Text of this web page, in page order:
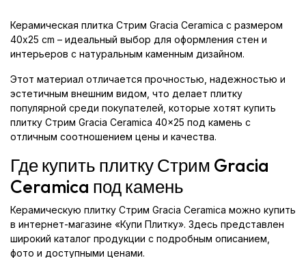
Керамическая плитка Стрим Gracia Ceramica с размером
40x25 cm – идеальный выбор для оформления стен и
интерьеров с натуральным каменным дизайном.
Этот материал отличается прочностью, надежностью и
эстетичным внешним видом, что делает плитку
популярной среди покупателей, которые хотят купить
плитку Стрим Gracia Ceramica 40x25 под камень с
отличным соотношением цены и качества.
Где купить плитку Стрим Gracia
Ceramica под камень
Керамическую плитку Стрим Gracia Ceramica можно купить
в интернет-магазине «Купи Плитку». Здесь представлен
широкий каталог продукции с подробным описанием,
фото и доступными ценами.